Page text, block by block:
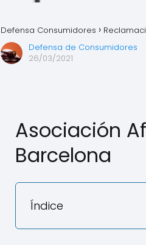
Defensa Consumidores
Defensa de Consumidores
26/03/2021
Asociación
Barcelona
Índice